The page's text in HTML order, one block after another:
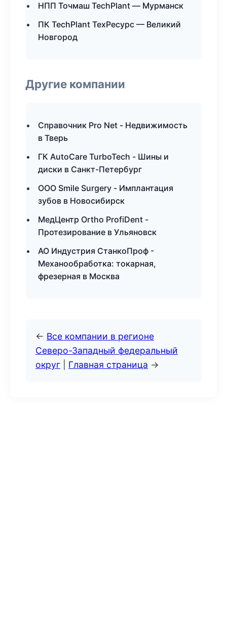
НПП Точмаш TechPlant — Мурманск
ПК TechPlant ТехРесурс — Великий
Новгород
Другие компании
Справочник Pro Net - Недвижимость
в Тверь
ГК AutoCare TurboTech - Шины и
диски в Санкт-Петербург
ООО Smile Surgery - Имплантация
зубов в Новосибирск
МедЦентр Ortho ProfiDent -
Протезирование в Ульяновск
АО Индустрия СтанкоПроф -
Механообработка: токарная,
фрезерная в Москва
← Все компании в регионе
Северо-Западный федеральный
округ
Главная страница →